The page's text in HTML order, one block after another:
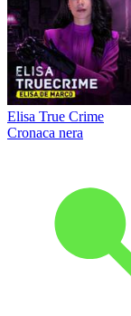
Elisa True Crime
Cronaca nera